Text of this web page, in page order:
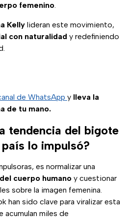
femenino.
Kelly lideran este movimiento,
con naturalidad y redefiniendo
de WhatsApp y lleva la
de tu mano.
tendencia del bigote
lo impulsó?
es normalizar una
cuerpo humano y cuestionar
sobre la imagen femenina.
han sido clave para viralizar esta
miles de